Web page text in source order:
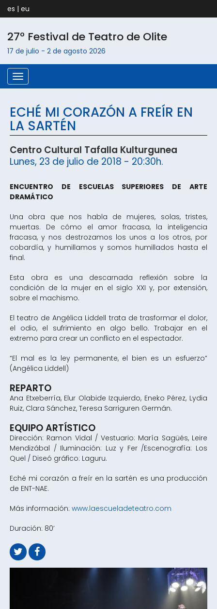
es | eu
27º Festival de Teatro de Olite
17 de julio - 2 de agosto 2026
Menú
ECHÉ MI CORAZÓN A FREÍR EN
LA SARTÉN
Centro Cultural Tafalla Kulturgunea
Lunes, 23 de julio de 2018 - 20:30h.
ENCUENTRO DE ESCUELAS SUPERIORES DE ARTE
DRAMÁTICO
Una obra que nos habla de mujeres, solas, tristes,
muertas. De cómo el amor fracasa, la inteligencia
fracasa, y nos destrozamos los unos a los otros, por
cobardía, y humillamos y somos humillados hasta el
final.
Esta obra es una descarnada reflexión sobre la
condición de la mujer en el siglo XXI y, por extensión,
sobre el machismo.
El teatro de Angélica Liddell trata de trasformar el dolor,
el odio, el sufrimiento en algo bello. Trabajar en el
extremo para crear un conflicto en el espectador.
“El mal es la ley permanente, el bien es un esfuerzo”
(Angélica Liddell)
REPARTO
Ana Etxeberría, Elur Olabide Izquierdo, Eneko Pérez, Lydia
Ruiz, Clara Sánchez, Teresa Sarriguren Germán.
EQUIPO ARTÍSTICO
Dirección: Ramon Vidal / Vestuario: María Sagüés, Leire
Mendizábal / Iluminación: Luz y Fer /Escenografía: Los
Quel / Diseó gráfico: Laguru.
Eché mi corazón a freír en la sartén es una producción
de ENT-NAE.
Más información: www.laescueladeteatro.com
Duración: 80’